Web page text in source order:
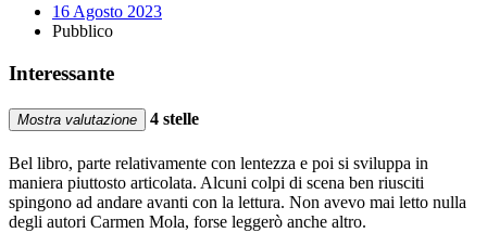
16 Agosto 2023
Pubblico
Interessante
Mostra valutazione 4 stelle
Bel libro, parte relativamente con lentezza e poi si sviluppa in
maniera piuttosto articolata. Alcuni colpi di scena ben riusciti
spingono ad andare avanti con la lettura. Non avevo mai letto nulla
degli autori Carmen Mola, forse leggerò anche altro.